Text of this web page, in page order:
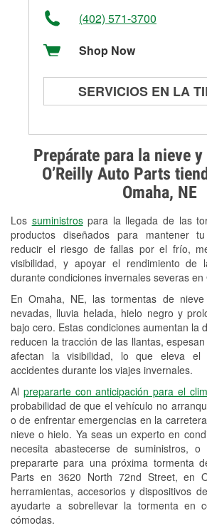
Prepárate para la nieve
O’Reilly Auto Parts
Omaha, NE
Los suministrospara la llegada de las
productos diseñados para mantener
reducir el riesgo de fallas por el frío,
visibilidad, y apoyar el rendimiento
durante condiciones invernales severas en
En Omaha, NE, las tormentas de
nevadas, lluvia helada, hielo negro y
bajo cero. Estas condiciones aumentan la
reducen la tracción de las llantas,
afectan la visibilidad, lo que eleva
accidentes durante los viajes invernales.
Al prepararte con anticipación para el
probabilidad de que el vehículo no
o de enfrentar emergencias en la
nieve o hielo. Ya seas un experto en
necesita abastecerse de suministros,
prepararte para una próxima tormenta
Parts en 3620 North 72nd Street, en
herramientas, accesorios y dispositivos
ayudarte a sobrellevar la tormenta en
cómodas.
(402) 571-3700
Shop Now
SERVICIOS EN LA
Prueba de alternadores y
arrancadores
Revisión de la luz "Check
Reciclaje de baterías y
Instalación de bombillas
Instalación de
Programa de Préstamo de
Herramientas
Mezcla de pinturas
Rectificación de tambores
freno
Snowstorm Supplies
Tornado Supplies
Conoce más